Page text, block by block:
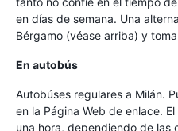
en días de semana. Una
Bérgamo (véase arriba) y
En autobús
Autobúses regulares a Milán.
en la Página Web de enlace.
una hora, dependiendo de las